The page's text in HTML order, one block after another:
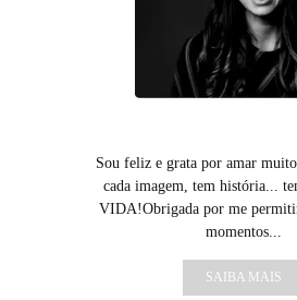
Sou feliz e grata por amar
cada imagem, tem história...
VIDA!Obrigada por me
momentos...
SAIBA MAIS